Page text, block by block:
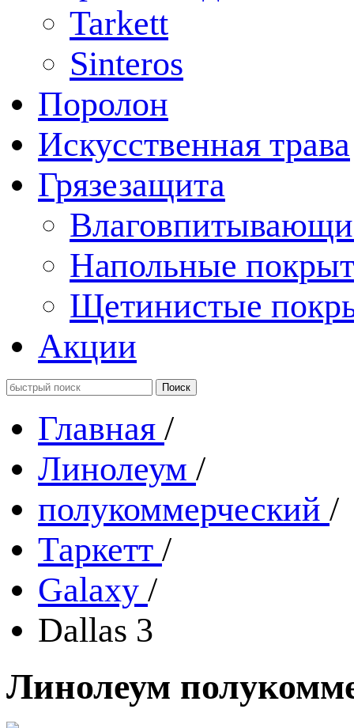
Tarkett
Sinteros
Поролон
Искусственная трава
Грязезащита
Напольные
Щетинистые
Акции
Главная /
Линолеум /
полукоммерческий /
Таркетт /
Galaxy /
Dallas 3
Линолеум